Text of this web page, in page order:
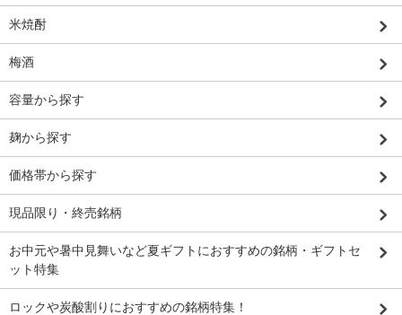
米焼酎
梅酒
容量から探す
麹から探す
価格帯から探す
現品限り・終売銘柄
お中元や暑中見舞いなど夏ギフトにおすすめの銘柄・ギフトセ
ット特集
ロックや炭酸割りにおすすめの銘柄特集！